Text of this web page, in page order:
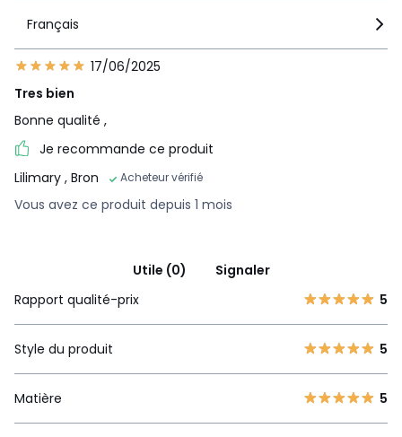
Français
17/06/2025
Tres bien
Bonne qualité ,
Je recommande ce produit
Lilimary , Bron Acheteur vérifié
Vous avez ce produit depuis 1 mois
Utile (0)
Signaler
Rapport qualité-prix
5
Style du produit 5
Matière 5